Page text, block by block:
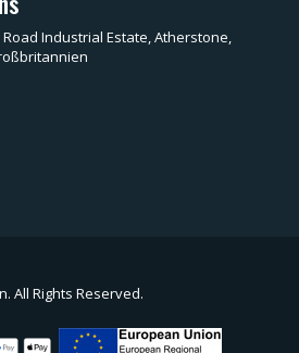
Industrial Estate, Atherstone,
All Rights Reserved.